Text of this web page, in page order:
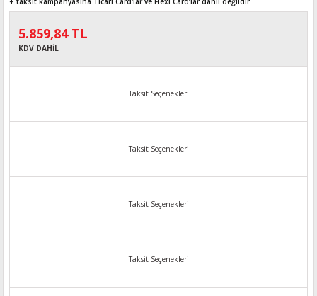
5.859,84 TL
KDV DAHİL
Taksit Seçenekleri
Taksit Seçenekleri
Taksit Seçenekleri
Taksit Seçenekleri